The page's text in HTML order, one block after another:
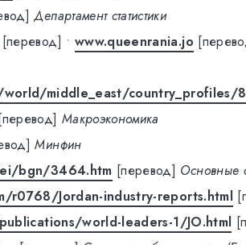
Департамент статистики
[перевод] • www.queenrania.jo
middle_east/country_profiles/
Макроэкономика
Минфин
bgn/3464.htm [перевод] Основные
r0768/Jordan-industry-reports.html
world-leaders-1/JO.html